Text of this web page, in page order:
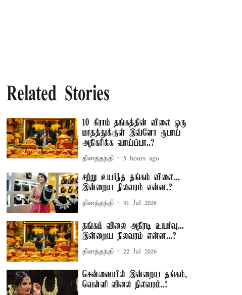
Related Stories
10 கிராம் தங்கத்தின் விலை ஒரு
மாதத்துக்குள் இவ்ளோ ரூபாய்
அதிகரிக்க வாய்ப்பா..?
தினத்தந்தி 5 hours ago
சற்று உயர்ந்த தங்கம் விலை...
இன்றைய நிலவரம் என்ன.?
தினத்தந்தி 31 Jul 2026
தங்கம் விலை அதிரடி உயர்வு...
இன்றைய நிலவரம் என்ன...?
தினத்தந்தி 22 Jul 2026
சென்னையில் இன்றைய தங்கம்,
வெள்ளி விலை நிலவரம்..!